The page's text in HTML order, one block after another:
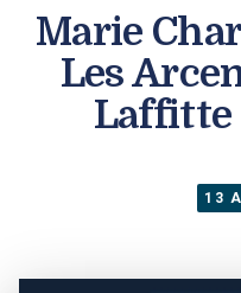
Marie
Les
Laffitte
13